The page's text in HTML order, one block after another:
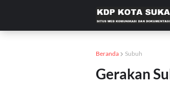
Beranda Subuh
Gerakan